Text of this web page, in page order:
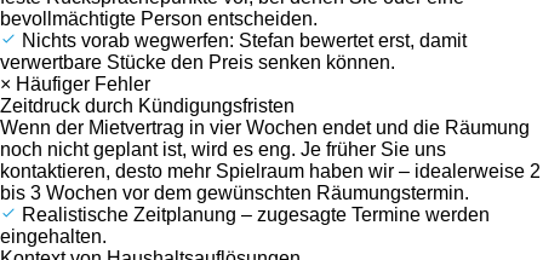
bevollmächtigte Person entscheiden.
Nichts vorab wegwerfen: Stefan bewertet erst, damit
verwertbare Stücke den Preis senken können.
× Häufiger Fehler
Zeitdruck durch Kündigungsfristen
Wenn der Mietvertrag in vier Wochen endet und die Räumung
noch nicht geplant ist, wird es eng. Je früher Sie uns
kontaktieren, desto mehr Spielraum haben wir – idealerweise 2
bis 3 Wochen vor dem gewünschten Räumungstermin.
Realistische Zeitplanung – zugesagte Termine werden
eingehalten.